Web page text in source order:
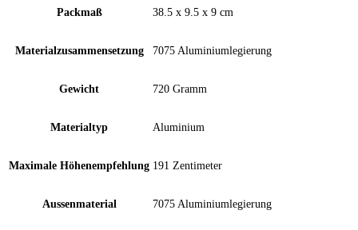
Packmaß ‎38.5 x 9.5 x 9 cm
Materialzusammensetzung ‎7075 Aluminiumlegierung
Gewicht ‎720 Gramm
Materialtyp ‎Aluminium
Maximale Höhenempfehlung ‎191 Zentimeter
Aussenmaterial ‎7075 Aluminiumlegierung